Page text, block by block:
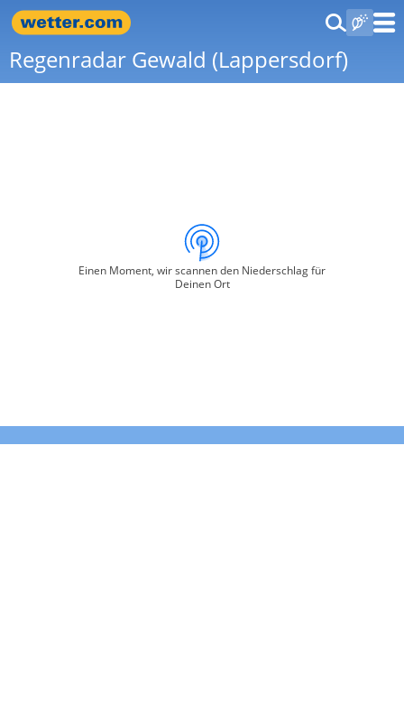
Regenradar Gewald (Lappersdorf)
Einen Moment, wir scannen den Niederschlag für
Deinen Ort